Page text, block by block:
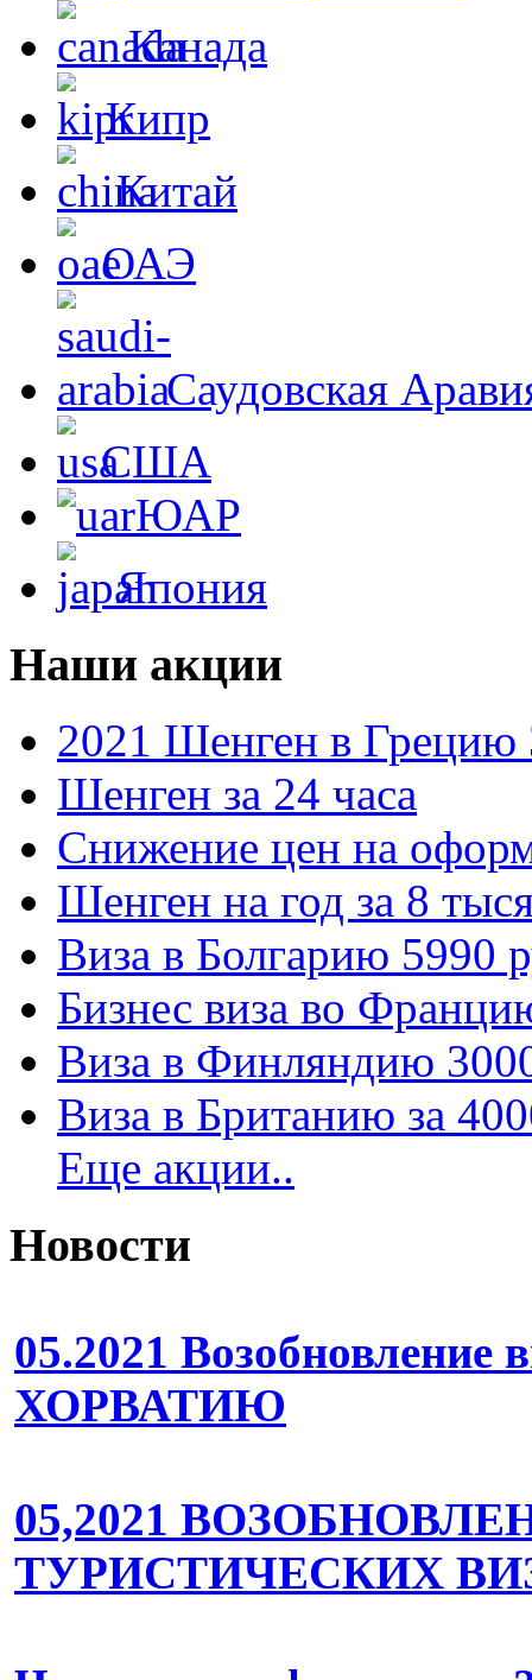
Канада
Кипр
Китай
ОАЭ
Саудовская
США
ЮАР
Япония
Наши акции
2021 Шенген в Грецию
Шенген за 24 часа
Снижение цен на
Шенген на год за 8
Виза в Болгарию 5990
Бизнес виза во
Виза в Финляндию
Виза в Британию за
Еще акции..
Новости
05.2021
ХОРВАТИЮ
05,2021
ТУРИСТИЧЕСКИХ